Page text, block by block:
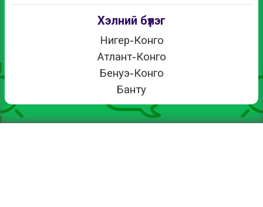
Хэлний бүлэг
Нигер-Конго
Атлант-Конго
Бенуэ-Конго
Банту